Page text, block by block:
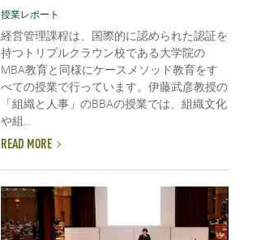
授業レポート
経営管理課程は、国際的に認められた認証を
持つトリプルクラウン校である大学院の
MBA教育と同様にケースメソッド教育をす
べての授業で行っています。伊藤武彦教授の
「組織と人事」のBBAの授業では、組織文化
や組...
READ MORE